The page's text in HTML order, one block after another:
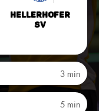
Hellerhofer
SV
3 min
5 min